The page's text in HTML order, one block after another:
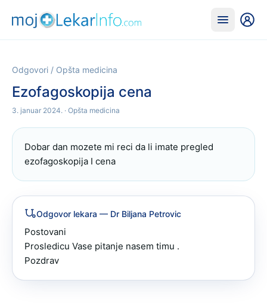
Odgovori / Opšta medicina
Ezofagoskopija cena
3. januar 2024. · Opšta medicina
Dobar dan mozete mi reci da li imate pregled
ezofagoskopija I cena
Odgovor lekara — Dr Biljana Petrovic
Postovani
Prosledicu Vase pitanje nasem timu .
Pozdrav